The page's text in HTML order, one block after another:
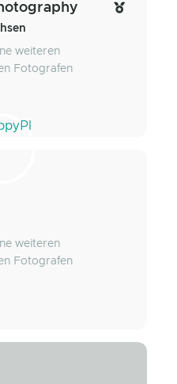
weiteren
Fotografen
weiteren
Fotografen